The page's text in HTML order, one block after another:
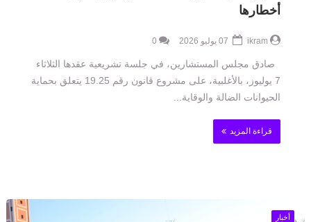
أخطارها
ikram
0
صادق مجلس المستشارين، في جلسة تشريعية عقدها الثلاثاء
7 يوليوز، بالأغلبية، على مشروع قانون رقم 19.25 يتعلق بحماية
الحيوانات الضالة والوقاية...
قراءة المزيد
أخبار